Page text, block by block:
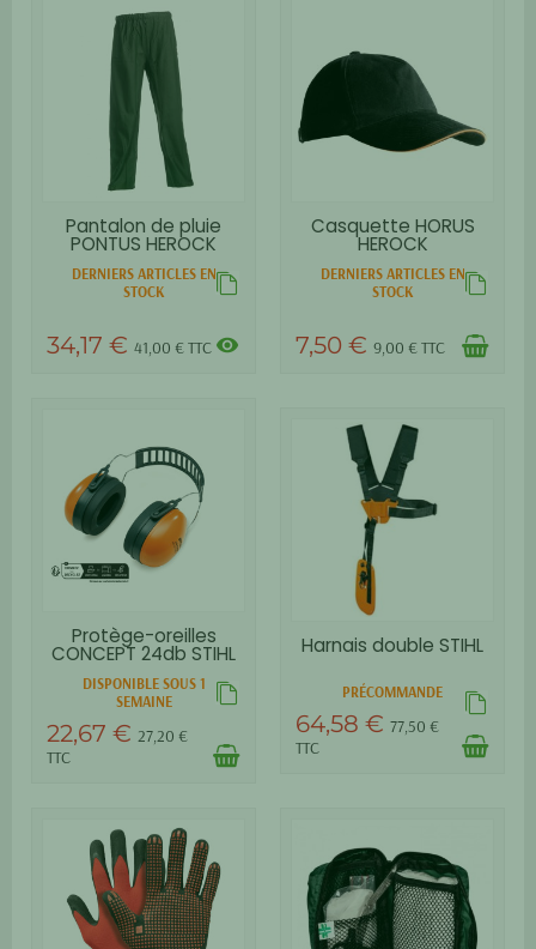
Pantalon de pluie
PONTUS HEROCK
DERNIERS ARTICLES EN
STOCK
34,17 € 41,00 € TTC visibility
Casquette HORUS
HEROCK
DERNIERS ARTICLES EN
STOCK
7,50 € 9,00 € TTC
Protège-oreilles
CONCEPT 24db STIHL
DISPONIBLE SOUS 1
SEMAINE
22,67 € 27,20 €
TTC
Harnais double STIHL
PRÉCOMMANDE
64,58 € 77,50 €
TTC